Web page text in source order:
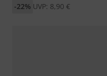
UVP: 8,90 €
-22%